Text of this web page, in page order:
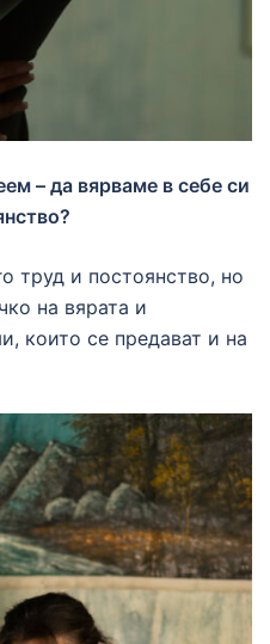
– да вярваме в себе си
труд и постоянство, но
на вярата и
които се предават и на